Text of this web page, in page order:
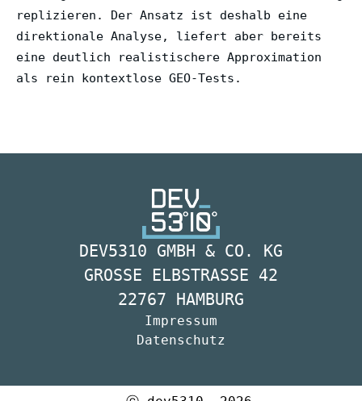
replizieren. Der Ansatz ist deshalb eine
direktionale Analyse, liefert aber bereits
eine deutlich realistischere Approximation
als rein kontextlose GEO-Tests.
DEV5310 GMBH & CO. KG
GROSSE ELBSTRASSE 42
22767 HAMBURG
Impressum
Datenschutz